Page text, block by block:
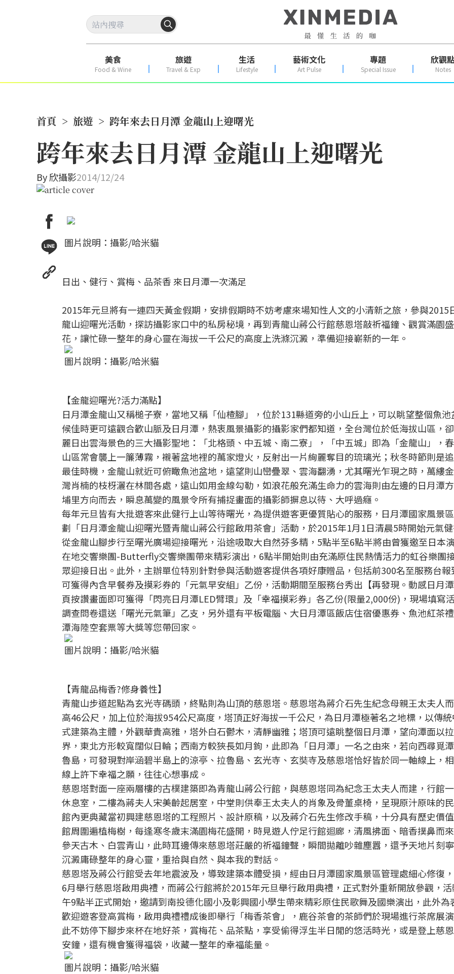
美食
Food & Wine
旅遊
Travel & Exp
生活
Lifestyle
藝術文化
Art Pulse
專題
Special Issue
欣觀
Notes
首頁 > 旅遊 > 跨年來去日月潭 金龍山上迎曙光
跨年來去日月潭 金龍山上迎曙光
By欣攝影2014/12/24
圖片說明：攝影/哈米貓
日出、健行、賞梅、品茶香 來日月潭一次滿足
2015年元旦將有一連四天黃金假期，安排假期時不妨考慮來場知性人文的小清新之旅，參與2015
龍山迎曙光活動，探訪攝影家口中的私房秘境，再到青龍山蔣公行館慈恩塔敲祈福鐘、觀賞滿園
花，讓忙碌一整年的身心靈在海拔一千公尺的高度上洗滌沉澱，準備迎接嶄新的一年。
圖片說明：攝影/哈米貓
【金龍迎曙光?活力滿點】
日月潭金龍山又稱槌子寮，當地又稱「仙楂腳」，位於131縣道旁的小山丘上，可以眺望整個魚
候佳時更可遠觀合歡山脈及日月潭，熱衷風景攝影的攝影家們都知道，全台灣位於低海拔山區，
麗日出雲海景色的三大攝影聖地：「北格頭、中五城、南二寮」，「中五城」即為「金龍山」，
山區常會襲上一簾薄霧，襯著盆地裡的萬家燈火，反射出一片絢麗奪目的琉璃光；秋冬時節則是
最佳時機，金龍山就近可俯瞰魚池盆地，遠望則山巒疊翠、雲海翻湧，尤其曙光乍現之時，萬縷
灣肖楠的枝枒灑在林間各處，遠山如用金線勾勒，如浪花般充滿生命力的雲海則由左邊的日月潭
埔里方向而去，瞬息萬變的風景令所有捕捉畫面的攝影師摒息以待、大呼過癮。
每年元旦皆有大批遊客來此健行上山等待曙光，為提供遊客更優質貼心的服務，日月潭國家風景
劃「日月潭金龍山迎曙光暨青龍山蔣公行館啟用茶會」活動，於2015年1月1日清晨5時開始元氣
從金龍山腳步行至曙光廣場迎接曙光，沿途吸取大自然芬多精，5點半至6點半將由曾獲邀至日本
在地交響樂團-Butterfly交響樂團帶來精彩演出，6點半開始則由充滿原住民熱情活力的虹谷樂團
眾迎接日出。此外，主辦單位特別針對參與活動遊客提供各項好康贈品，包括前300名至服務台
可獲得內含早餐券及摸彩券的「元氣早安組」乙份，活動期間至服務台秀出【再發現。動感日月
頁按讚畫面即可獲得「閃亮日月潭LED臂環」及「幸福摸彩券」各乙份(限量2,000份)，現場填寫
調查問卷還送「曙光元氣筆」乙支，另外還有平板電腦、大日月潭區飯店住宿優惠券、魚池紅茶
潭海陸空套票等大獎等您帶回家。
圖片說明：攝影/哈米貓
【青龍品梅香?修身養性】
青龍山步道起點為玄光寺碼頭，終點則為山頂的慈恩塔。慈恩塔為蔣介石先生紀念母親王太夫人
高46公尺，加上位於海拔954公尺高度，塔頂正好海拔一千公尺，為日月潭極著名之地標，以傳
式建築為主體，外觀華貴高雅，塔外白石鬱木，清靜幽雅；塔頂可遠眺整個日月潭，望向潭面以
界，東北方形較寬闊似日輪；西南方較狹長如月鉤，此即為「日月潭」一名之由來，若向西尋覓
魯島，可發現對岸涵碧半島上的涼亭、拉魯島、玄光寺、玄奘寺及慈恩塔恰好皆於同一軸線上，
線上許下幸福之願，往往心想事成。
慈恩塔對面一座兩層樓的古樸建築即為青龍山蔣公行館，與慈恩塔同為紀念王太夫人而建，行館
休息室，二樓為蔣夫人宋美齡起居室，中堂則供奉王太夫人的肖象及骨董桌椅，呈現原汁原味的
館內更典藏當初興建慈恩塔的工程照片、設計原稿，以及蔣介石先生修改手稿，十分具有歷史價
館周圍遍植梅樹，每逢寒冬歲末滿園梅花盛開，時見遊人佇足行館迴廊，清風拂面、暗香撲鼻而
參天古木、白雲青山，此時耳邊傳來慈恩塔莊嚴的祈福鐘聲，瞬間拋離吵雜塵囂，還予天地片刻
沉澱庸碌整年的身心靈，重拾與自然、與本我的對話。
慈恩塔及蔣公行館受去年地震波及，導致建築本體受損，經由日月潭國家風景區管理處細心修復
6月舉行慈恩塔啟用典禮，而蔣公行館將於2015年元旦舉行啟用典禮，正式對外重新開放參觀，
午9點半正式開始，邀請到南投德化國小及彰興國小學生帶來精彩原住民歌舞及國樂演出，此外為
歡迎遊客登高賞梅，啟用典禮禮成後即舉行「梅香茶會」，鹿谷茶會的茶師們於現場進行茶席展
此不妨停下腳步來杯在地好茶，賞梅花、品茶點，享受偷得浮生半日閒的悠活時光，或是登上慈
安鐘，還有機會獲得福袋，收藏一整年的幸福能量。
圖片說明：攝影/哈米貓